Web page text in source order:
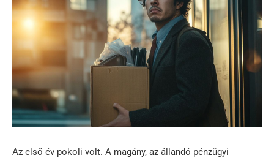
Az első év pokoli volt. A magány, az állandó pénzügyi